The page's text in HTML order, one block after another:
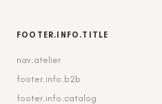
FOOTER.INFO.TITLE
nav.atelier
footer.info.b2b
footer.info.catalog